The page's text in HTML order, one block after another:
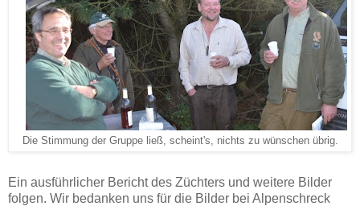
Die Stimmung der Gruppe ließ, scheint's, nichts zu wünschen übrig.
Ein ausführlicher Bericht des Züchters und weitere Bilder
folgen. Wir bedanken uns für die Bilder bei Alpenschreck